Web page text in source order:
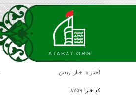
اخبار » اخبار اربعین
کد خبر: ۸۷۵۹